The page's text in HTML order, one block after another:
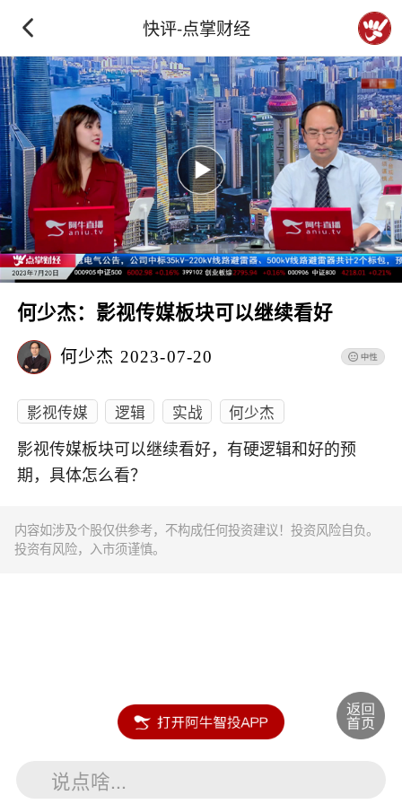
快评-点掌财经
何少杰：影视传媒板块可以继续看好
何少杰 2023-07-20
影视传媒 逻辑 实战 何少杰
影视传媒板块可以继续看好，有硬逻辑和好的预
期，具体怎么看？
内容如涉及个股仅供参考，不构成任何投资建议！投资风险自负。
投资有风险，入市须谨慎。
说点啥...